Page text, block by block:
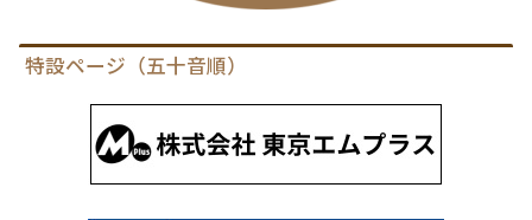
特設ページ（五十音順）